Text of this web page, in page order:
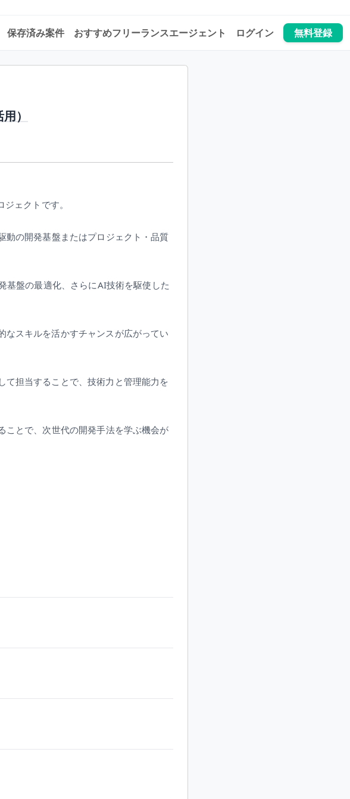
保存済み案件 おすすめフリーランスエージェント ログイン 無料登録
）
ェクトです。
動の開発基盤またはプロジェクト・品質
基盤の最適化、さらにAI技術を駆使した
スキルを活かすチャンスが広がってい
て担当することで、技術力と管理能力を
ことで、次世代の開発手法を学ぶ機会が